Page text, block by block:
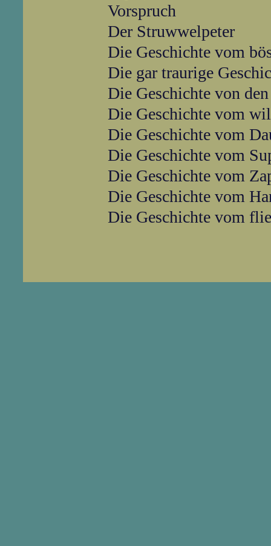
Vorspruch
Der Struwwelpeter
Die Geschichte vom
Die gar traurige
Die Geschichte von
Die Geschichte vom
Die Geschichte vom
Die Geschichte vom
Die Geschichte vom
Die Geschichte vom
Die Geschichte vom